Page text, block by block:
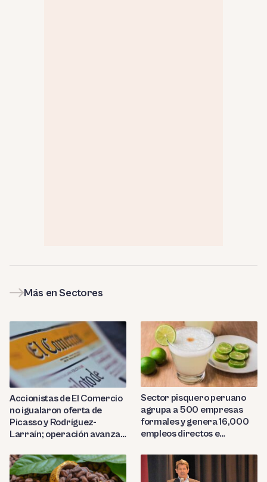
Más en Sectores
Accionistas de El Comercio
no igualaron oferta de
Picasso y Rodríguez-
Larraín; operación avanza
Sector pisquero peruano
agrupa a 500 empresas
formales y genera 16,000
empleos directos e